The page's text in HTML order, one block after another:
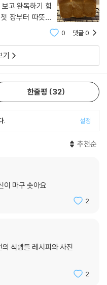
고 완독하기 힘
장부터 따뜻함
속에 있는 모든
네요^^베이킹
0 댓글0
기
한줄평 32
. 설정
추천순
이 마구 솟아요
2
식빵들 레시피와 사진
2